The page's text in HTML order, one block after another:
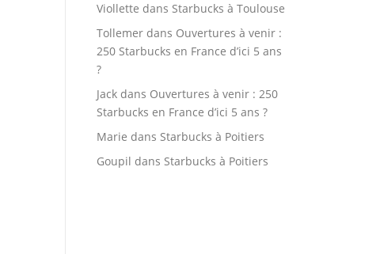
Viollette dans Starbucks à Toulouse
Tollemer dans Ouvertures à venir :
250 Starbucks en France d’ici 5 ans
?
Jack dans Ouvertures à venir : 250
Starbucks en France d’ici 5 ans ?
Marie dans Starbucks à Poitiers
Goupil dans Starbucks à Poitiers